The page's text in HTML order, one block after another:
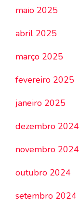
maio 2025
abril 2025
março 2025
fevereiro 2025
janeiro 2025
dezembro 2024
novembro 2024
outubro 2024
setembro 2024